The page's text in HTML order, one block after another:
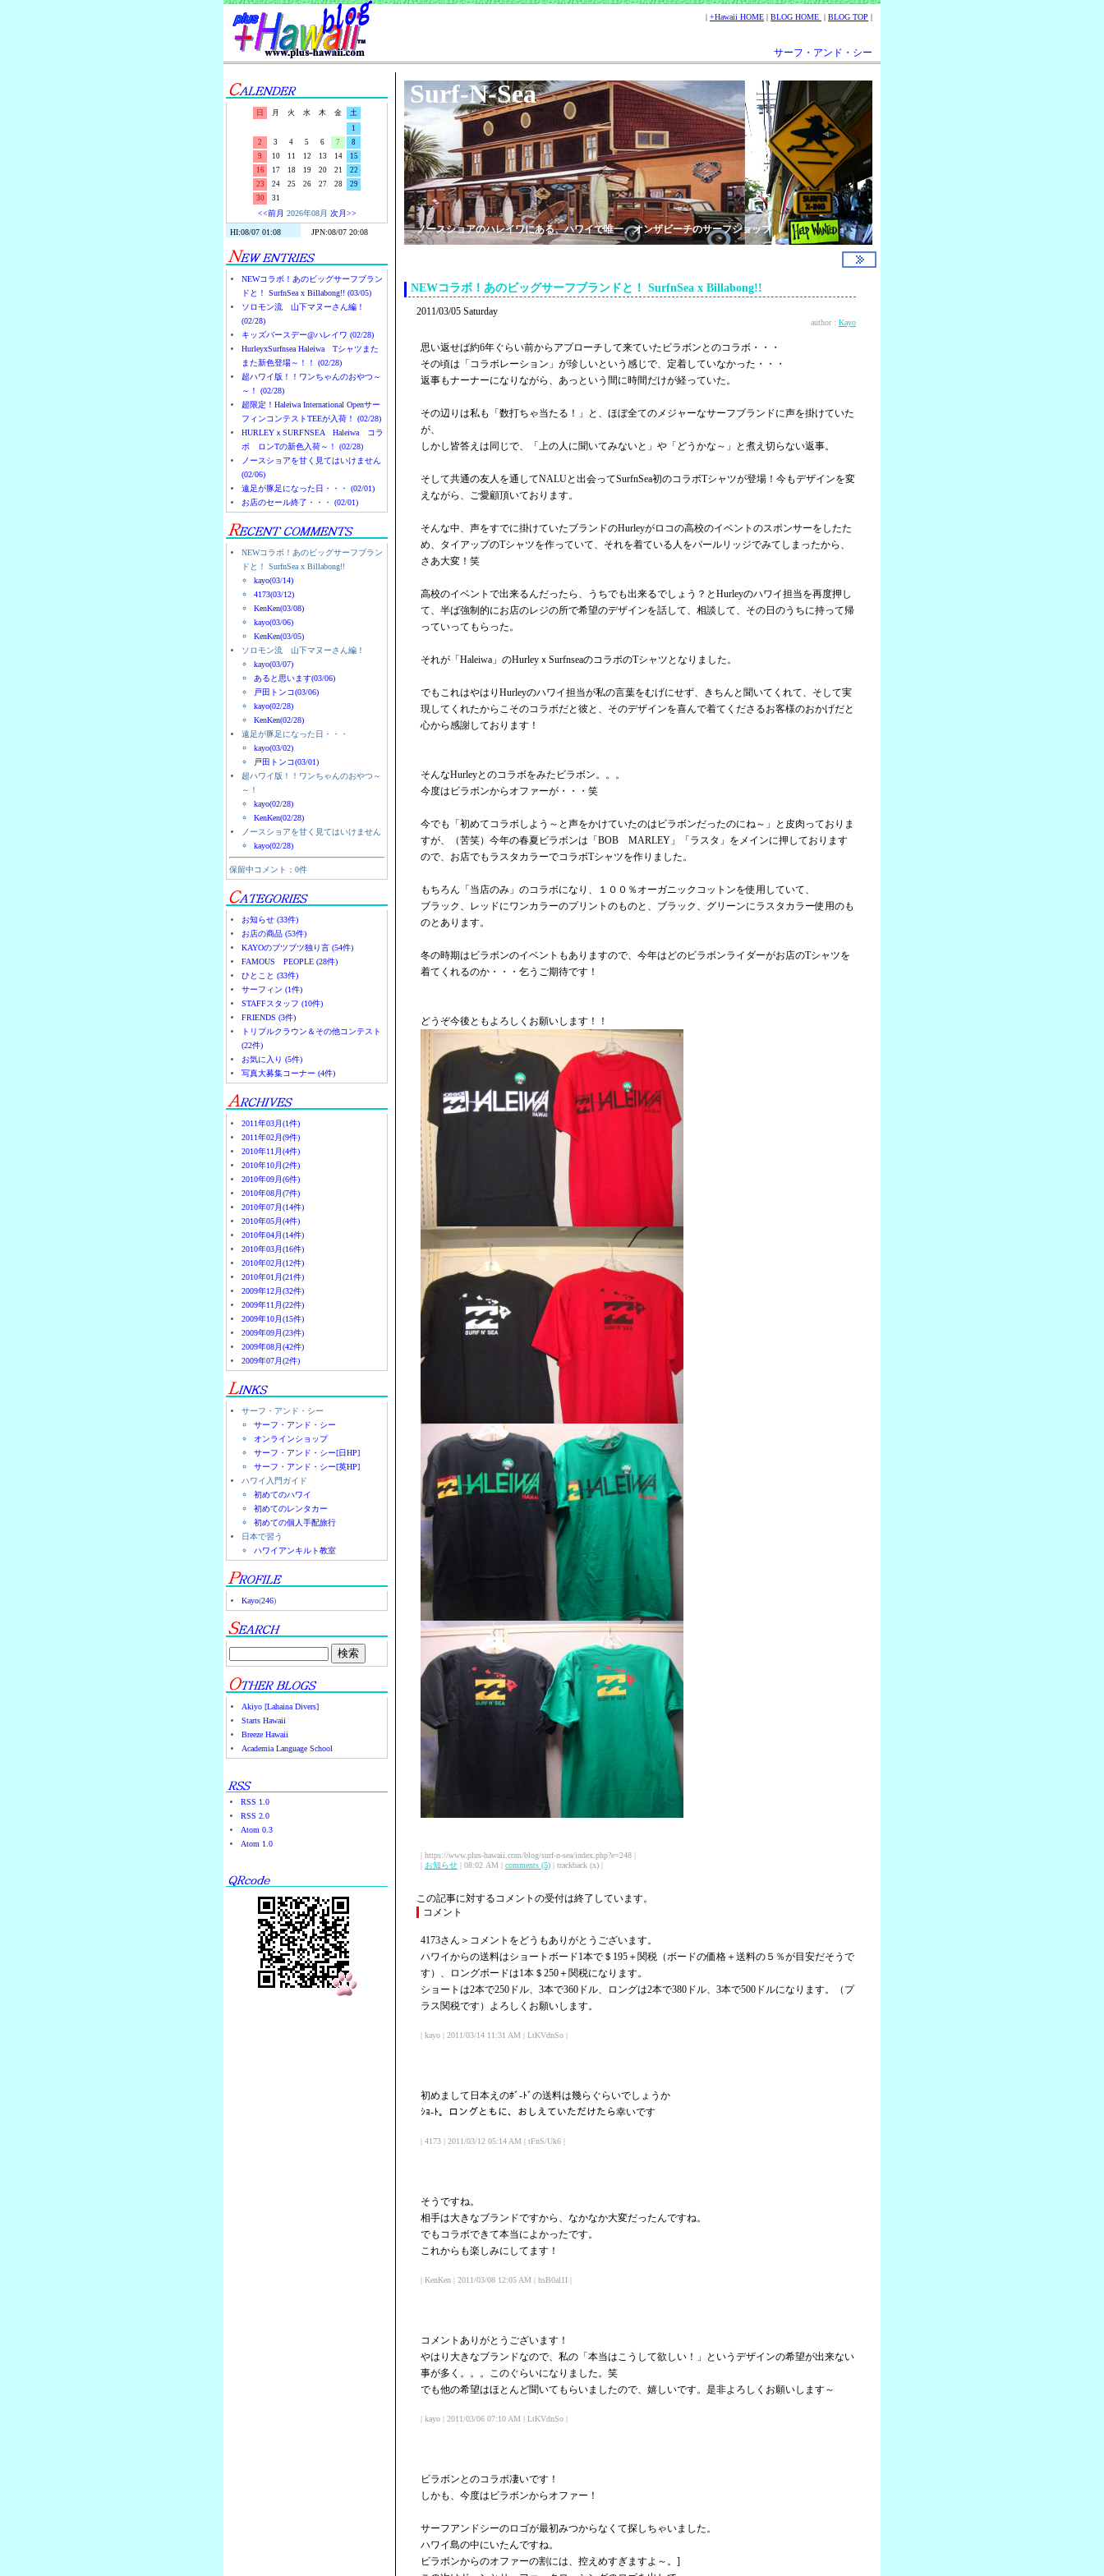
| +Hawaii HOME | BLOG HOME | BLOG TOP |
サーフ・アンド・シー
日 月 火 水 木 金
土
1
2
3 4 5 6 7
8
9
10 11 12 13 14
15
16
17 18 19 20 21
22
23
24 25 26 27 28
29
30
31
<<前月 2026年08月 次月>>
NEWコラボ！あのビッグサーフブラン
ドと！ SurfnSea x Billabong!! (03/05)
ソロモン流 山下マヌーさん編！
(02/28)
キッズバースデー@ハレイワ (02/28)
HurleyxSurfnsea Haleiwa Tシャツまた
また新色登場～！！ (02/28)
超ハワイ版！！ワンちゃんのおやつ～
～！ (02/28)
超限定！Haleiwa International Openサー
フィンコンテストTEEが入荷！ (02/28)
HURLEYｘSURFNSEA Haleiwa コラ
ボ ロンTの新色入荷～！ (02/28)
ノースショアを甘く見てはいけません
(02/06)
遠足が豚足になった日・・・ (02/01)
お店のセール終了・・・ (02/01)
NEWコラボ！あのビッグサーフブラン
ドと！ SurfnSea x Billabong!!
kayo(03/14)
4173(03/12)
KenKen(03/08)
kayo(03/06)
KenKen(03/05)
ソロモン流 山下マヌーさん編！
kayo(03/07)
あると思います(03/06)
戸田トンコ(03/06)
kayo(02/28)
KenKen(02/28)
遠足が豚足になった日・・・
kayo(03/02)
戸田トンコ(03/01)
超ハワイ版！！ワンちゃんのおやつ～
～！
kayo(02/28)
KenKen(02/28)
ノースショアを甘く見てはいけません
kayo(02/28)
保留中コメント：0件
お知らせ (33件)
お店の商品 (53件)
KAYOのブツブツ独り言 (54件)
FAMOUS PEOPLE (28件)
ひとこと (33件)
サーフィン (1件)
STAFFスタッフ (10件)
FRIENDS (3件)
トリプルクラウン＆その他コンテスト
(22件)
お気に入り (5件)
写真大募集コーナー (4件)
2011年03月(1件)
2011年02月(9件)
2010年11月(4件)
2010年10月(2件)
2010年09月(6件)
2010年08月(7件)
2010年07月(14件)
2010年05月(4件)
2010年04月(14件)
2010年03月(16件)
2010年02月(12件)
2010年01月(21件)
2009年12月(32件)
2009年11月(22件)
2009年10月(15件)
2009年09月(23件)
2009年08月(42件)
2009年07月(2件)
サーフ・アンド・シー
サーフ・アンド・シー
オンラインショップ
サーフ・アンド・シー[日HP]
サーフ・アンド・シー[英HP]
ハワイ入門ガイド
初めてのハワイ
初めてのレンタカー
初めての個人手配旅行
日本で習う
ハワイアンキルト教室
Kayo(246)
Akiyo [Lahaina Divers]
Starts Hawaii
Breeze Hawaii
Academia Language School
RSS 1.0
RSS 2.0
Atom 0.3
Atom 1.0
Surf-N-Sea
ノースショアのハレイワにある、ハワイで唯一、オンザビーチのサーフショップ
NEWコラボ！あのビッグサーフブランドと！ SurfnSea x Billabong!!
2011/03/05 Saturday
author : Kayo
思い返せば約6年ぐらい前からアプローチして来ていたビラボンとのコラボ・・・
その頃は「コラボレーション」が珍しいという感じで、定着していなかった・・・
返事もナーナーになりながら、あっという間に時間だけが経っていた。
その辺りは私も「数打ちゃ当たる！」と、ほぼ全てのメジャーなサーフブランドに声を掛けていた
が、
しかし皆答えは同じで、「上の人に聞いてみないと」や「どうかな～」と煮え切らない返事。
そして共通の友人を通してNALUと出会ってSurfnSea初のコラボTシャツが登場！今もデザインを変
えながら、ご愛顧頂いております。
そんな中、声をすでに掛けていたブランドのHurleyがロコの高校のイベントのスポンサーをしたた
め、タイアップのTシャツを作っていて、それを着ている人をパールリッジでみてしまったから、
さあ大変！笑
高校のイベントで出来るんだったら、うちでも出来るでしょう？とHurleyのハワイ担当を再度押し
て、半ば強制的にお店のレジの所で希望のデザインを話して、相談して、その日のうちに持って帰
っていってもらった。
それが「Haleiwa」のHurleyｘSurfnseaのコラボのTシャツとなりました。
でもこれはやはりHurleyのハワイ担当が私の言葉をむげにせず、きちんと聞いてくれて、そして実
現してくれたからこそのコラボだと彼と、そのデザインを喜んで着てくださるお客様のおかげだと
心から感謝しております！
そんなHurleyとのコラボをみたビラボン。。。
今度はビラボンからオファーが・・・笑
今でも「初めてコラボしよう～と声をかけていたのはビラボンだったのにね～」と皮肉っておりま
すが、（苦笑）今年の春夏ビラボンは「BOB MARLEY」「ラスタ」をメインに押しております
ので、お店でもラスタカラーでコラボTシャツを作りました。
もちろん「当店のみ」のコラボになり、１００％オーガニックコットンを使用していて、
ブラック、レッドにワンカラーのプリントのものと、ブラック、グリーンにラスタカラー使用のも
のとあります。
冬の時期はビラボンのイベントもありますので、今年はどのビラボンライダーがお店のTシャツを
着てくれるのか・・・乞うご期待です！
どうぞ今後ともよろしくお願いします！！
| https://www.plus-hawaii.com/blog/surf-n-sea/index.php?e=248 |
| お知らせ | 08:02 AM | comments (5) | trackback (x) |
この記事に対するコメントの受付は終了しています。
コメント
4173さん＞コメントをどうもありがとうございます。
ハワイからの送料はショートボード1本で＄195＋関税（ボードの価格＋送料の５％が目安だそうで
す）、ロングボードは1本＄250＋関税になります。
ショートは2本で250ドル、3本で360ドル、ロングは2本で380ドル、3本で500ドルになります。（プ
ラス関税です）よろしくお願いします。
| kayo | 2011/03/14 11:31 AM | LtKVdnSo |
初めまして日本えのﾎﾞ-ﾄﾞの送料は幾らぐらいでしょうか
ｼｮ-ﾄ。ロングともに、おしえていただけたら幸いです
| 4173 | 2011/03/12 05:14 AM | tFnS/Uk6 |
そうですね。
相手は大きなブランドですから、なかなか大変だったんですね。
でもコラボできて本当によかったです。
これからも楽しみにしてます！
| KenKen | 2011/03/08 12:05 AM | hsB0al1I |
コメントありがとうございます！
やはり大きなブランドなので、私の「本当はこうして欲しい！」というデザインの希望が出来ない
事が多く。。。このぐらいになりました。笑
でも他の希望はほとんど聞いてもらいましたので、嬉しいです。是非よろしくお願いします～
| kayo | 2011/03/06 07:10 AM | LtKVdnSo |
ビラボンとのコラボ凄いです！
しかも、今度はビラボンからオファー！
サーフアンドシーのロゴが最初みつからなくて探しちゃいました。
ハワイ島の中にいたんですね。
ビラボンからのオファーの割には、控えめすぎますよ～。]